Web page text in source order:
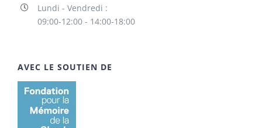
Lundi - Vendredi :
09:00-12:00 - 14:00-18:00
AVEC LE SOUTIEN DE